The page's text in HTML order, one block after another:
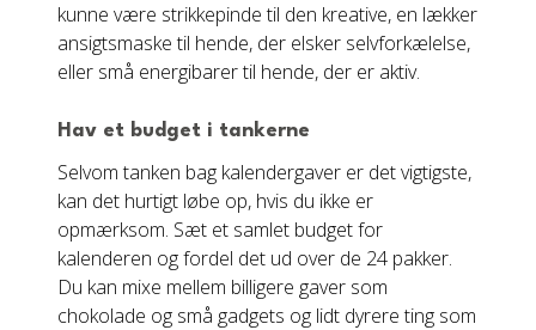
kunne være strikkepinde til den kreative, en lækker
ansigtsmaske til hende, der elsker selvforkælelse,
eller små energibarer til hende, der er aktiv.
Hav et budget i tankerne
Selvom tanken bag kalendergaver er det vigtigste,
kan det hurtigt løbe op, hvis du ikke er
opmærksom. Sæt et samlet budget for
kalenderen og fordel det ud over de 24 pakker.
Du kan mixe mellem billigere gaver som
chokolade og små gadgets og lidt dyrere ting som